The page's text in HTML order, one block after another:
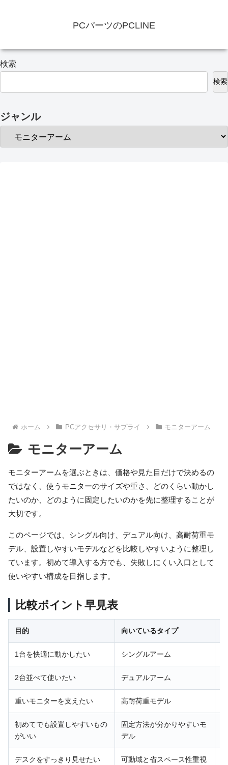
PCパーツのPCLINE
検索
検索
ジャンル
ホーム PCアクセサリ・サプライ モニターアーム
モニターアーム
モニターアームを選ぶときは、価格や見た目だけで決めるの
ではなく、使うモニターのサイズや重さ、どのくらい動かし
たいのか、どのように固定したいのかを先に整理することが
大切です。
このページでは、シングル向け、デュアル向け、高耐荷重モ
デル、設置しやすいモデルなどを比較しやすいように整理し
ています。初めて導入する方でも、失敗しにくい入口として
使いやすい構成を目指します。
比較ポイント早見表
目的 向いているタイプ
1台を快適に動かしたい シングルアーム
2台並べて使いたい デュアルアーム
重いモニターを支えたい 高耐荷重モデル
初めてでも設置しやすいもの
がいい
固定方法が分かりやすいモ
デル
デスクをすっきり見せたい
可動域と省スペース性重視